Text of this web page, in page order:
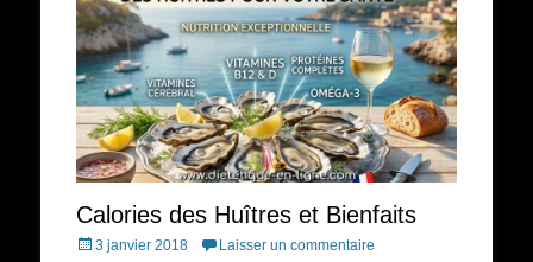
Calories des Huîtres et Bienfaits
Posted
3 janvier 2018 Laisser un commentaire